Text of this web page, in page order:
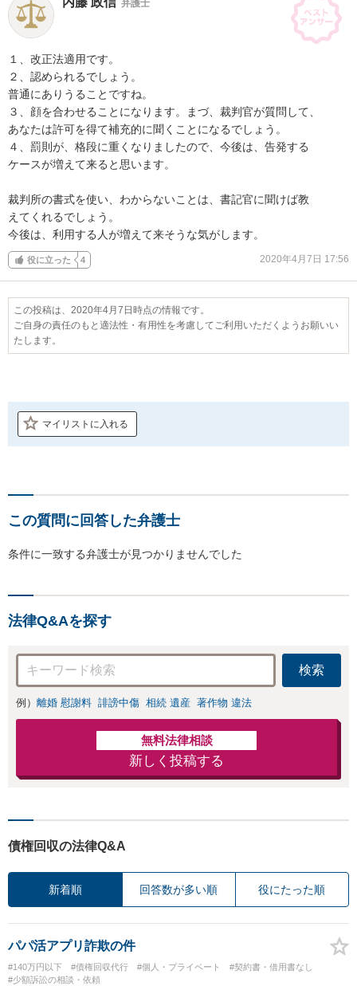
弁護士
１、改正法適用です。
２、認められるでしょう。
普通にありうることですね。
３、顔を合わせることになります。まづ、裁判官が質問して、
あなたは許可を得て補充的に聞くことになるでしょう。
４、罰則が、格段に重くなりましたので、今後は、告発する
ケースが増えて来ると思います。
裁判所の書式を使い、わからないことは、書記官に聞けば教
えてくれるでしょう。
今後は、利用する人が増えて来そうな気がします。
役に立った 4 2020年4月7日 17:56
この投稿は、2020年4月7日時点の情報です。
ご自身の責任のもと適法性・有用性を考慮してご利用いただくようお願いい
たします。
マイリストに入れる
この質問に回答した弁護士
条件に一致する弁護士が見つかりませんでした
法律Q&Aを探す
検索
例） 離婚 慰謝料 誹謗中傷 相続 遺産 著作物 違法
無料法律相談
新しく投稿する
債権回収の法律Q&A
新着順 回答数が多い順 役にたった順
パパ活アプリ詐欺の件
#140万円以下 #債権回収代行 #個人・プライベート
#契約書・借用書なし
#少額訴訟の相談・依頼